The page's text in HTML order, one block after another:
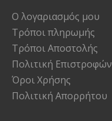
Ο λογαριασμός μου
Τρόποι πληρωμής
Τρόποι Αποστολής
Πολιτική Επιστροφών
Όροι Χρήσης
Πολιτική Απορρήτου